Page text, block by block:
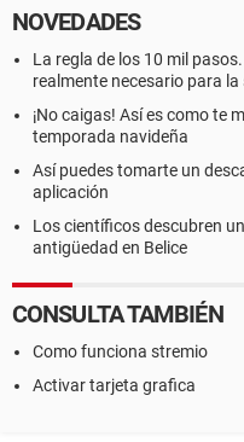
NOVEDADES
La regla de los 10 mil
realmente necesario para la
¡No caigas! Así es como te
temporada navideña
Así puedes tomarte un
aplicación
Los científicos descubren
antigüedad en Belice
CONSULTA TAMBIÉN
Como funciona stremio
Activar tarjeta grafica